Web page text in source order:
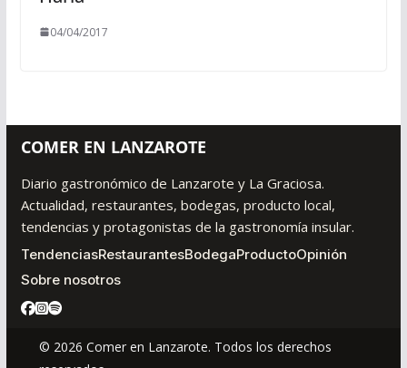
04/04/2017
COMER EN LANZAROTE
Diario gastronómico de Lanzarote y La Graciosa.
Actualidad, restaurantes, bodegas, producto local,
tendencias y protagonistas de la gastronomía insular.
TendenciasRestaurantesBodegaProductoOpinión
Sobre nosotros
© 2026 Comer en Lanzarote. Todos los derechos